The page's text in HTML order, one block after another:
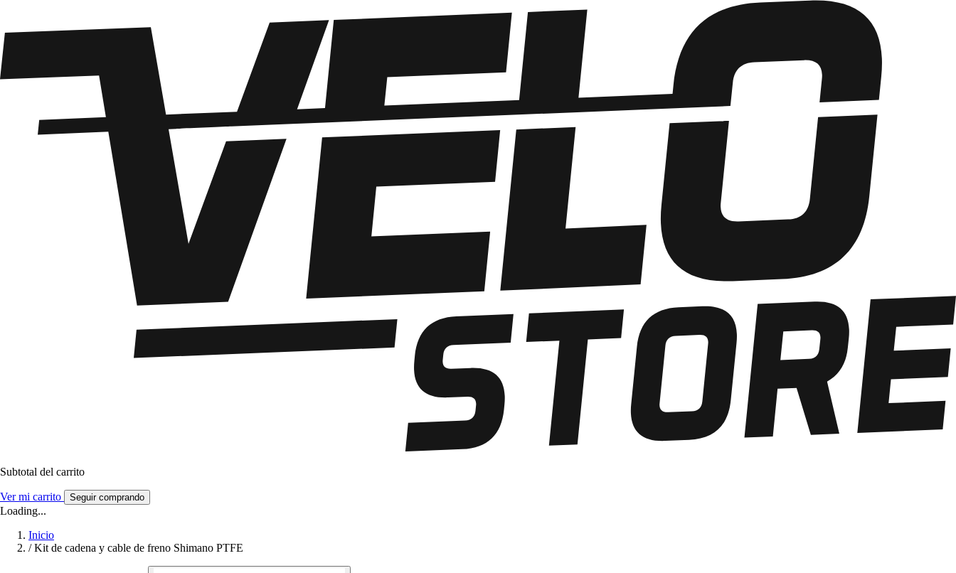
Subtotal del carrito
Ver mi carrito Seguir comprando
Loading...
Inicio
/ Kit de cadena y cable de freno Shimano PTFE